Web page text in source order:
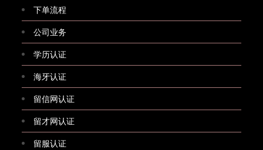
下单流程
公司业务
学历认证
海牙认证
留信网认证
留才网认证
留服认证